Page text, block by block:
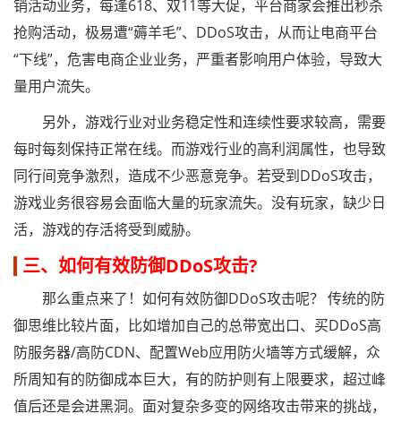
销活动业务，每逢618、双11等大促，平台商家会推出秒杀
抢购活动，极易遭“薅羊毛”、DDoS攻击，从而让电商平台
“下线”，危害电商企业业务，严重者影响用户体验，导致大
量用户流失。
另外，游戏行业对业务稳定性和连续性要求较高，需要
每时每刻保持正常在线。而游戏行业的高利润属性，也导致
同行间竞争激烈，造成不少恶意竞争。若受到DDoS攻击，
游戏业务很容易会面临大量的玩家流失。没有玩家，缺少日
活，游戏的存活将受到威胁。
三、如何有效防御DDoS攻击?
那么重点来了！如何有效防御DDoS攻击呢？ 传统的防
御思维比较片面，比如增加自己的总带宽出口、买DDoS高
防服务器/高防CDN、配置Web应用防火墙等方式缓解，众
所周知有的防御成本巨大，有的防护则有上限要求，超过峰
值后还是会进黑洞。面对复杂多变的网络攻击带来的挑战，